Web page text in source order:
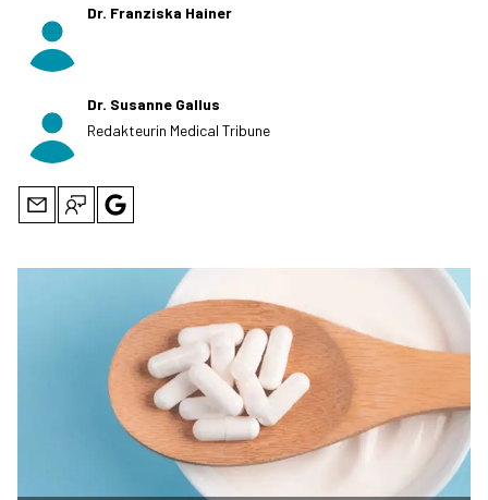
Dr. Franziska Hainer
Dr. Susanne Gallus
Redakteurin Medical Tribune